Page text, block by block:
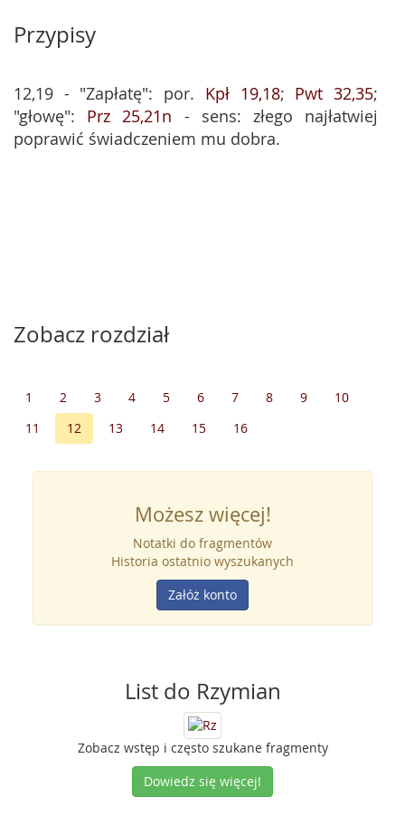
Przypisy
12,19 - "Zapłatę": por. Kpł 19,18; Pwt 32,35;
"głowę": Prz 25,21n - sens: złego najłatwiej
poprawić świadczeniem mu dobra.
Zobacz rozdział
1 2 3 4 5 6 7 8 9
10
11
12 13 14 15 16
Możesz więcej!
Notatki do fragmentów
Historia ostatnio wyszukanych
Załóż konto
List do Rzymian
Zobacz wstęp i często szukane fragmenty
Dowiedz się więcej!